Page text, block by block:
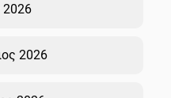
2026
2026